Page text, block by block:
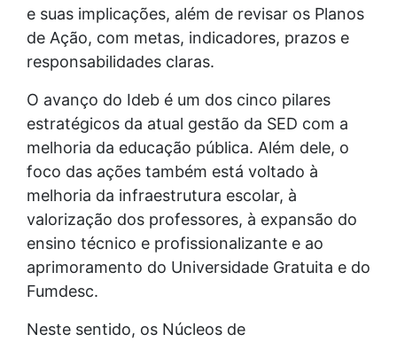
e suas implicações, além de revisar os Planos
de Ação, com metas, indicadores, prazos e
responsabilidades claras.
O avanço do Ideb é um dos cinco pilares
estratégicos da atual gestão da SED com a
melhoria da educação pública. Além dele, o
foco das ações também está voltado à
melhoria da infraestrutura escolar, à
valorização dos professores, à expansão do
ensino técnico e profissionalizante e ao
aprimoramento do Universidade Gratuita e do
Fumdesc.
Neste sentido, os Núcleos de